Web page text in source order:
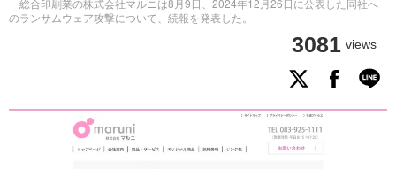
総合印刷業の株式会社マルニは8月9日、2024年12月26日に公表した同社へ
のランサムウェア攻撃について、続報を発表した。
3081 views